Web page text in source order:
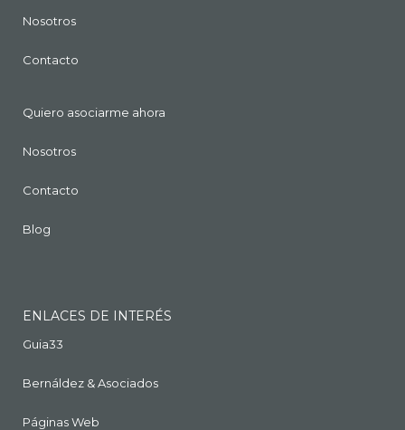
Nosotros
Contacto
Quiero asociarme ahora
Nosotros
Contacto
Blog
ENLACES DE INTERÉS
Guia33
Bernáldez & Asociados
Páginas Web